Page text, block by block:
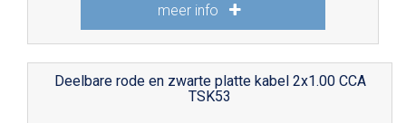
meer info
Deelbare rode en zwarte platte kabel 2x1.00 CCA
TSK53